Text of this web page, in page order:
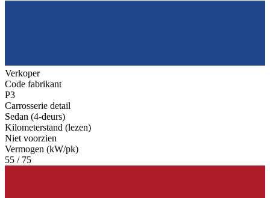
Verkoper
Code fabrikant
P3
Carrosserie detail
Sedan (4-deurs)
Kilometerstand (lezen)
Niet voorzien
Vermogen (kW/pk)
55 / 75